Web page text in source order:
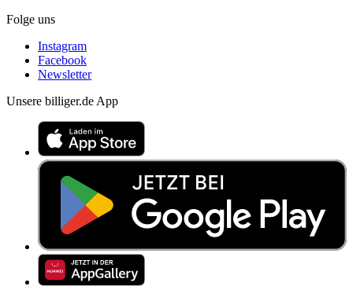
Folge uns
Instagram
Facebook
Newsletter
Unsere billiger.de App